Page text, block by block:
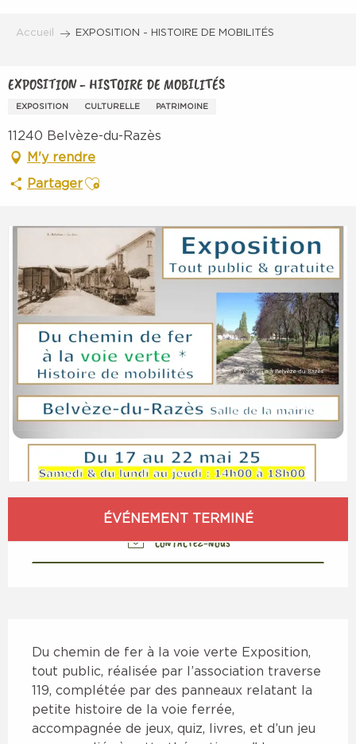
Accueil EXPOSITION - HISTOIRE DE MOBILITÉS
EXPOSITION - HISTOIRE DE MOBILITÉS
EXPOSITION CULTURELLE PATRIMOINE
11240 Belvèze-du-Razès
M'y rendre
PartagerAjouter aux favoris
Ouverture et coordonnées
ÉVÉNEMENT TERMINÉ
CONTACTEZ-NOUS
Du chemin de fer à la voie verte Exposition,
tout public, réalisée par l’association traverse
119, complétée par des panneaux relatant la
petite histoire de la voie ferrée,
accompagnée de jeux, quiz, livres, et d’un jeu